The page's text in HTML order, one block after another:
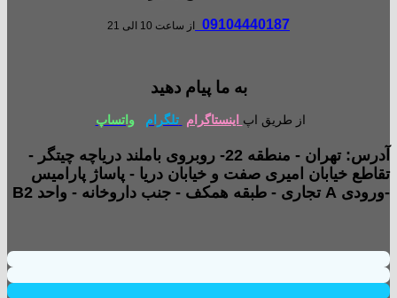
09104440187 از ساعت 10 الی 21
به ما پیام دهید
از طریق اپ اینستاگرام تلگرام واتساپ
آدرس: تهران - منطقه 22- روبروی باملند دریاچه چیتگر -
تقاطع خیابان امیری صفت و خیابان دریا - پاساژ پارامیس
-ورودی A تجاری - طبقه همکف - جنب داروخانه - واحد B2